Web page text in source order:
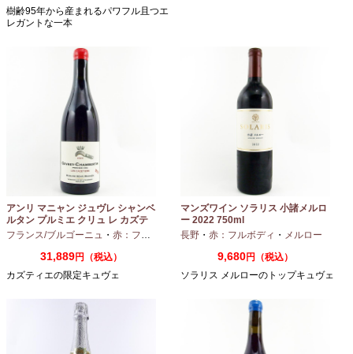
樹齢95年から産まれるパワフル且つエ
レガントな一本
アンリ マニャン ジュヴレ シャンベ
ルタン プルミエ クリュ レ カズテ
ィエ エルバージュ 24 モワ 2023
フランス/ブルゴーニュ ・ 赤：フルボディ ・ピノノワール
31,889円（税込）
カズティエの限定キュヴェ
マンズワイン ソラリス 小諸メルロ
ー 2022 750ml
長野 ・ 赤：フルボディ ・ メルロー
9,680円（税込）
ソラリス メルローのトップキュヴェ